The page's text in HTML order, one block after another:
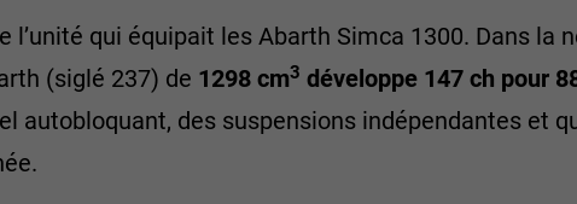
qui équipait les Abarth Simca 1300. Dans la
(siglé 237) de 1298 cm3 développe 147 ch pour
autobloquant, des suspensions indépendantes et